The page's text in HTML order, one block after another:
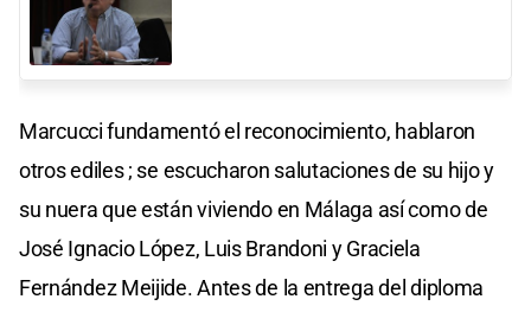
Marcucci fundamentó el reconocimiento, hablaron
otros ediles ; se escucharon salutaciones de su hijo y
su nuera que están viviendo en Málaga así como de
José Ignacio López, Luis Brandoni y Graciela
Fernández Meijide. Antes de la entrega del diploma